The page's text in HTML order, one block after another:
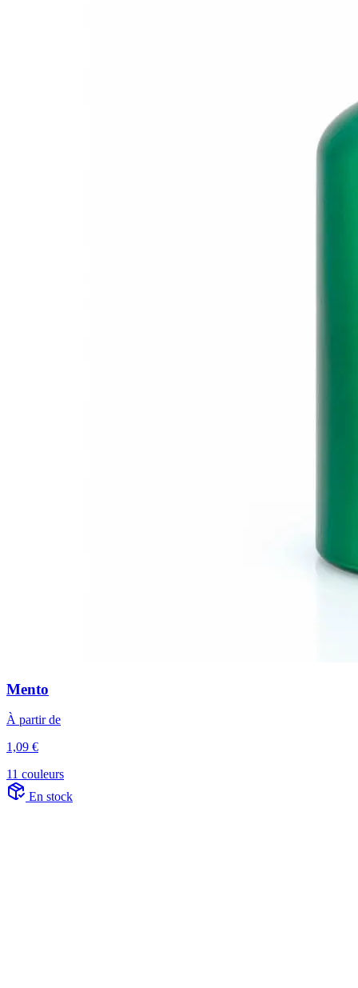
Mento
À partir de
1,09 €
11 couleurs
En stock